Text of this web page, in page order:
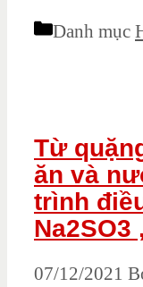
Danh mục
Từ
ăn và
trình
Na2SO3
07/12/2021